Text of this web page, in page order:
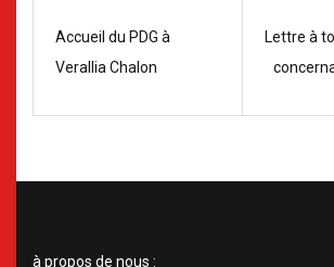
Accueil du PDG à
Verallia Chalon
Lettre à
à propos de nous :